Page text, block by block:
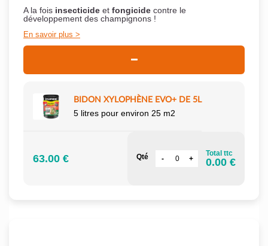
A la fois insecticide et fongicide contre le
développement des champignons !
En savoir plus
BIDON XYLOPHÈNE EVO+ DE 5L
5 litres pour environ 25 m2
63.00 € Qté Total ttc
0.00 €